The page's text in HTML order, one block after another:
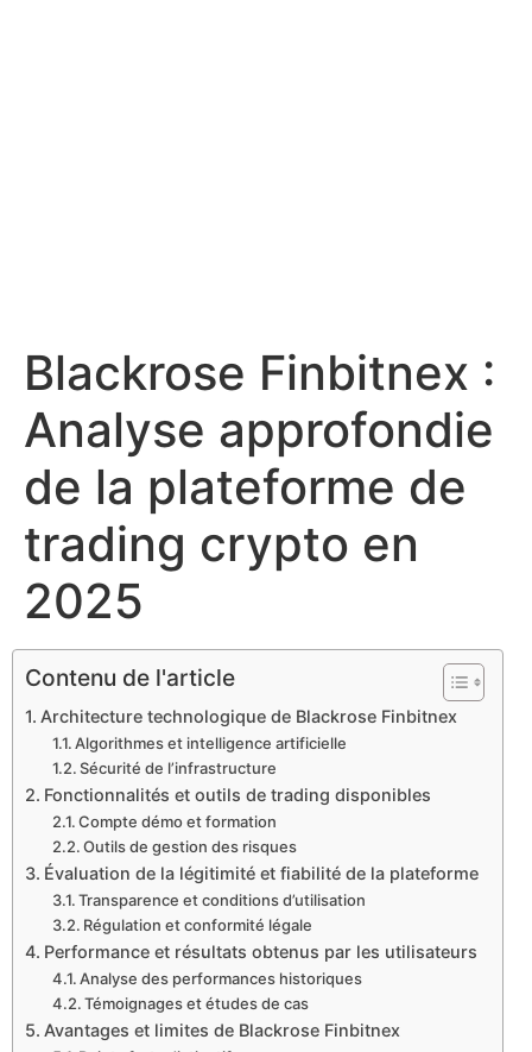
Blackrose Finbitnex :
Analyse approfondie
de la plateforme de
trading crypto en
2025
Contenu de l'article
Architecture technologique de Blackrose Finbitnex
Algorithmes et intelligence artificielle
Sécurité de l’infrastructure
Fonctionnalités et outils de trading disponibles
Compte démo et formation
Outils de gestion des risques
Évaluation de la légitimité et fiabilité de la plateforme
Transparence et conditions d’utilisation
Régulation et conformité légale
Performance et résultats obtenus par les utilisateurs
Analyse des performances historiques
Témoignages et études de cas
Avantages et limites de Blackrose Finbitnex